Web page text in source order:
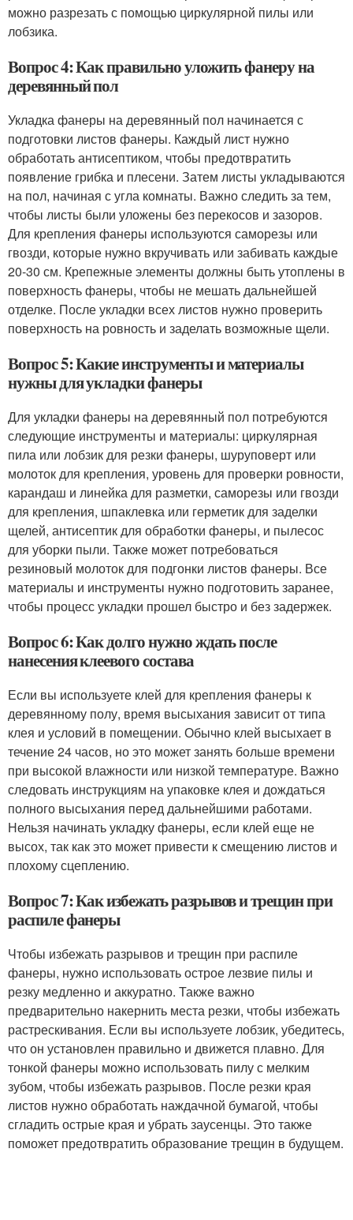
можно разрезать с помощью циркулярной пилы или
лобзика.
Вопрос 4: Как правильно уложить фанеру на
деревянный пол
Укладка фанеры на деревянный пол начинается с
подготовки листов фанеры. Каждый лист нужно
обработать антисептиком, чтобы предотвратить
появление грибка и плесени. Затем листы укладываются
на пол, начиная с угла комнаты. Важно следить за тем,
чтобы листы были уложены без перекосов и зазоров.
Для крепления фанеры используются саморезы или
гвозди, которые нужно вкручивать или забивать каждые
20-30 см. Крепежные элементы должны быть утоплены в
поверхность фанеры, чтобы не мешать дальнейшей
отделке. После укладки всех листов нужно проверить
поверхность на ровность и заделать возможные щели.
Вопрос 5: Какие инструменты и материалы
нужны для укладки фанеры
Для укладки фанеры на деревянный пол потребуются
следующие инструменты и материалы: циркулярная
пила или лобзик для резки фанеры, шуруповерт или
молоток для крепления, уровень для проверки ровности,
карандаш и линейка для разметки, саморезы или гвозди
для крепления, шпаклевка или герметик для заделки
щелей, антисептик для обработки фанеры, и пылесос
для уборки пыли. Также может потребоваться
резиновый молоток для подгонки листов фанеры. Все
материалы и инструменты нужно подготовить заранее,
чтобы процесс укладки прошел быстро и без задержек.
Вопрос 6: Как долго нужно ждать после
нанесения клеевого состава
Если вы используете клей для крепления фанеры к
деревянному полу, время высыхания зависит от типа
клея и условий в помещении. Обычно клей высыхает в
течение 24 часов, но это может занять больше времени
при высокой влажности или низкой температуре. Важно
следовать инструкциям на упаковке клея и дождаться
полного высыхания перед дальнейшими работами.
Нельзя начинать укладку фанеры, если клей еще не
высох, так как это может привести к смещению листов и
плохому сцеплению.
Вопрос 7: Как избежать разрывов и трещин при
распиле фанеры
Чтобы избежать разрывов и трещин при распиле
фанеры, нужно использовать острое лезвие пилы и
резку медленно и аккуратно. Также важно
предварительно накернить места резки, чтобы избежать
растрескивания. Если вы используете лобзик, убедитесь,
что он установлен правильно и движется плавно. Для
тонкой фанеры можно использовать пилу с мелким
зубом, чтобы избежать разрывов. После резки края
листов нужно обработать наждачной бумагой, чтобы
сгладить острые края и убрать заусенцы. Это также
поможет предотвратить образование трещин в будущем.